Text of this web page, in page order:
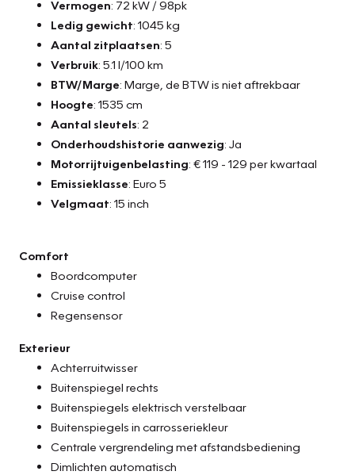
Vermogen: 72 kW / 98pk
Ledig gewicht: 1045 kg
Aantal zitplaatsen: 5
Verbruik: 5.1 l/100 km
BTW/Marge: Marge, de BTW is niet aftrekbaar
Hoogte: 1535 cm
Aantal sleutels: 2
Onderhoudshistorie aanwezig: Ja
Motorrijtuigenbelasting: € 119 - 129 per kwartaal
Emissieklasse: Euro 5
Velgmaat: 15 inch
Comfort
Boordcomputer
Cruise control
Regensensor
Exterieur
Achterruitwisser
Buitenspiegel rechts
Buitenspiegels elektrisch verstelbaar
Buitenspiegels in carrosseriekleur
Centrale vergrendeling met afstandsbediening
Dimlichten automatisch